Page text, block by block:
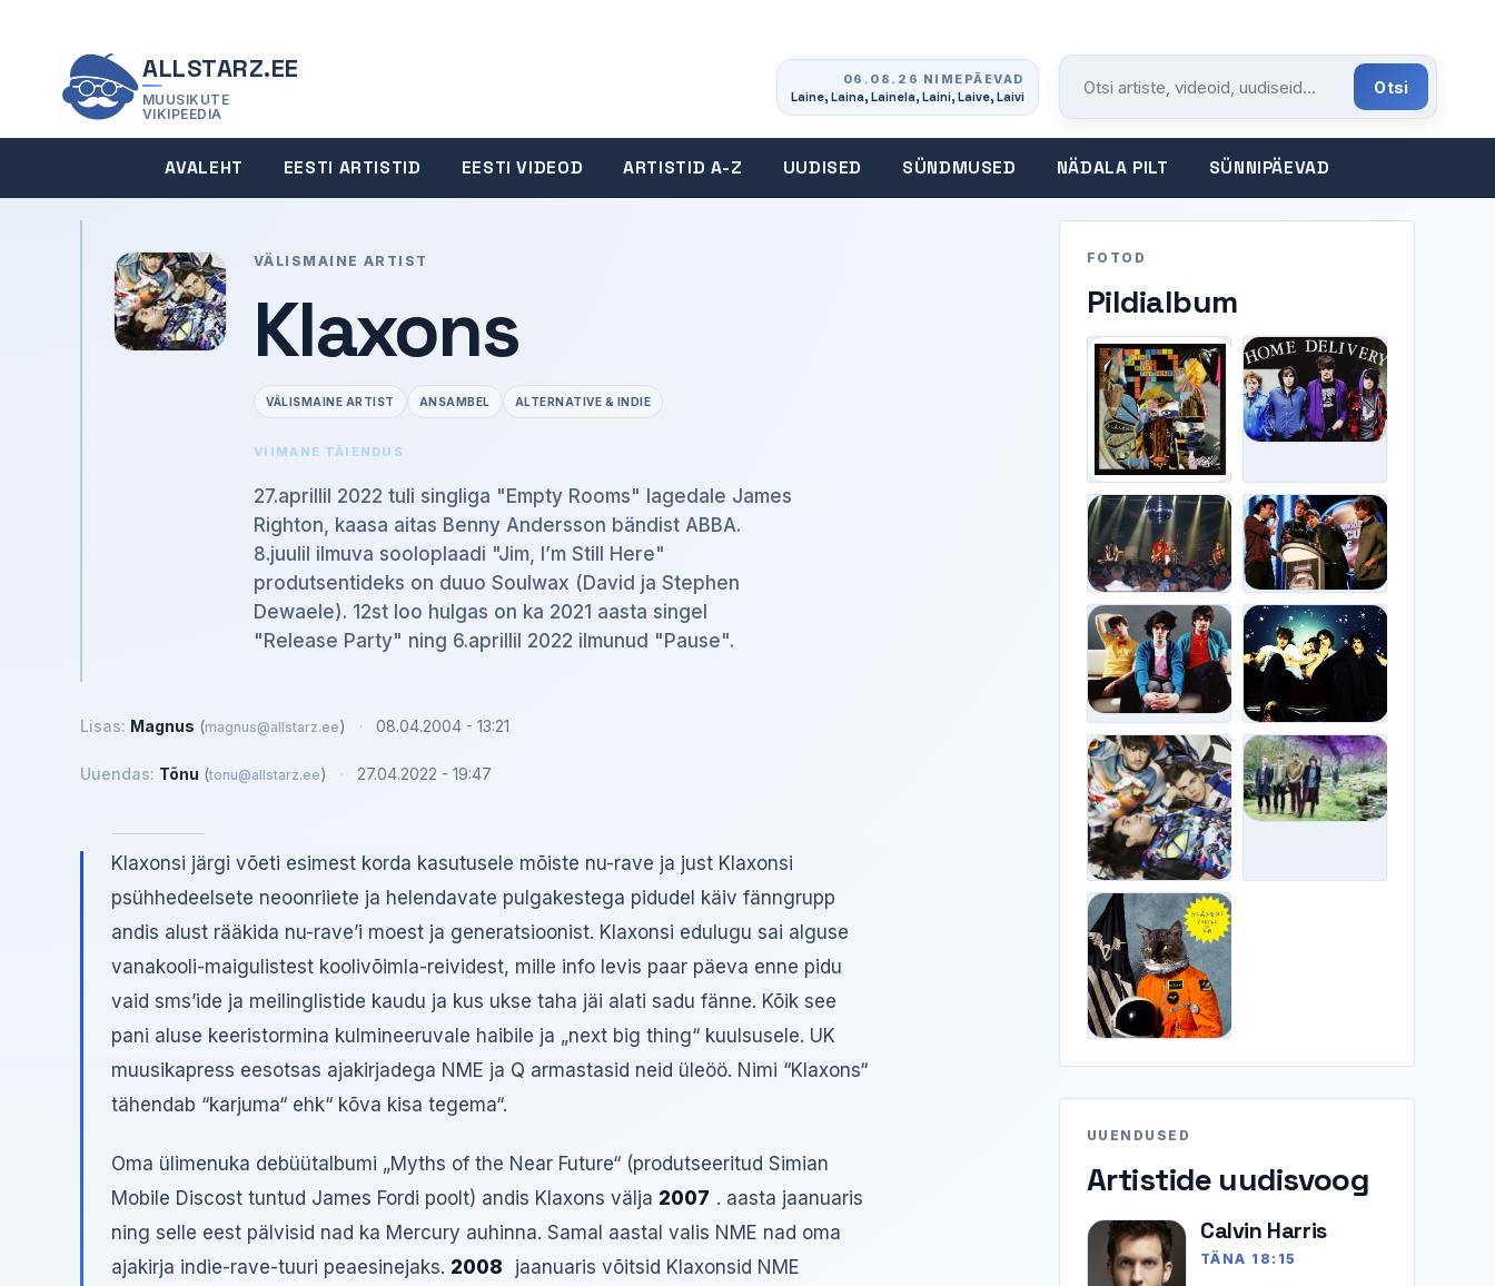
ALLSTARZ.EE
MUUSIKUTE
VIKIPEEDIA
06.08.26 NIMEPÄEVAD
Laine, Laina, Lainela, Laini, Laive, Laivi
Otsi portaalist
Otsi
AVALEHT EESTI ARTISTID EESTI VIDEOD ARTISTID A-Z UUDISED SÜNDMUSED NÄDALA PILT SÜNNIPÄEVAD
VÄLISMAINE ARTIST
Klaxons
VÄLISMAINE ARTIST ANSAMBEL ALTERNATIVE & INDIE
VIIMANE TÄIENDUS
27.aprillil 2022 tuli singliga "Empty Rooms" lagedale James
Righton, kaasa aitas Benny Andersson bändist ABBA.
8.juulil ilmuva sooloplaadi "Jim, I’m Still Here"
produtsentideks on duuo Soulwax (David ja Stephen
Dewaele). 12st loo hulgas on ka 2021 aasta singel
"Release Party" ning 6.aprillil 2022 ilmunud "Pause".
Lisas: Magnus (magnus@allstarz.ee) · 08.04.2004 - 13:21
Uuendas: Tõnu (tonu@allstarz.ee) · 27.04.2022 - 19:47
Klaxonsi järgi võeti esimest korda kasutusele mõiste nu-rave ja just Klaxonsi
psühhedeelsete neoonriiete ja helendavate pulgakestega pidudel käiv fänngrupp
andis alust rääkida nu-rave’i moest ja generatsioonist. Klaxonsi edulugu sai alguse
vanakooli-maigulistest koolivõimla-reividest, mille info levis paar päeva enne pidu
vaid sms’ide ja meilinglistide kaudu ja kus ukse taha jäi alati sadu fänne. Kõik see
pani aluse keeristormina kulmineeruvale haibile ja „next big thing“ kuulsusele. UK
muusikapress eesotsas ajakirjadega NME ja Q armastasid neid üleöö. Nimi “Klaxons“
tähendab “karjuma“ ehk“ kõva kisa tegema“.
Oma ülimenuka debüütalbumi „Myths of the Near Future“ (produtseeritud Simian
Mobile Discost tuntud James Fordi poolt) andis Klaxons välja 2007 . aasta jaanuaris
ning selle eest pälvisid nad ka Mercury auhinna. Samal aastal valis NME nad oma
ajakirja indie-rave-tuuri peaesinejaks. 2008
jaanuaris võitsid Klaxonsid NME
FOTOD
Pildialbum
UUENDUSED
Artistide uudisvoog
TÄNA 18:15
Calvin Harris